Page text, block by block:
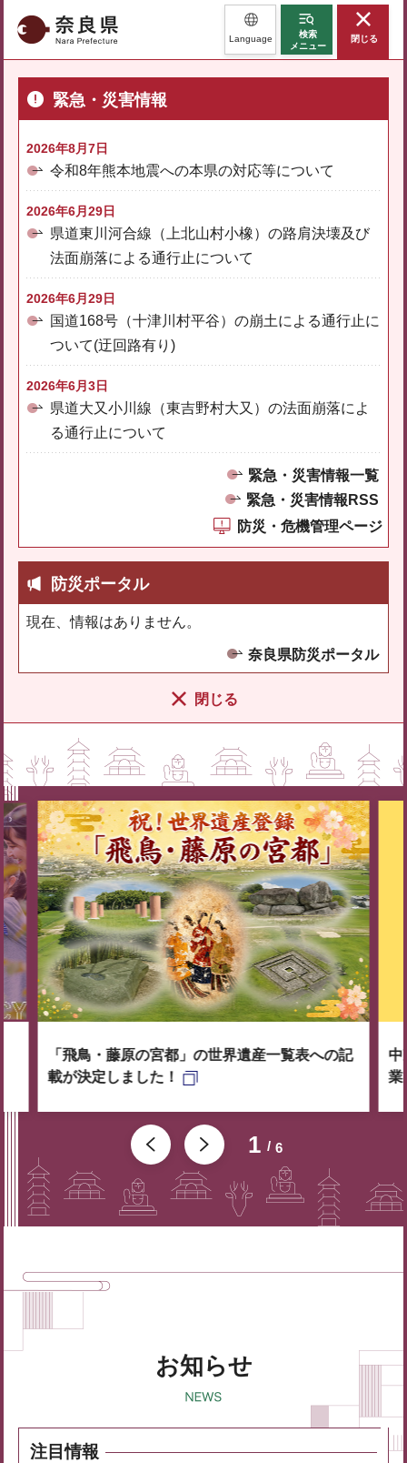
奈良県 Language
検索
メニュー
閉じる
緊急・災害情報
2026年8月7日
令和8年熊本地震への本県の対応等について
2026年6月29日
県道東川河合線（上北山村小橡）の路肩決壊及び
法面崩落による通行止について
2026年6月29日
国道168号（十津川村平谷）の崩土による通行止に
ついて(迂回路有り)
2026年6月3日
県道大又小川線（東吉野村大又）の法面崩落によ
る通行止について
緊急・災害情報一覧
緊急・災害情報RSS
防災・危機管理ページ
防災ポータル
現在、情報はありません。
奈良県防災ポータル
閉じる
1 6
「飛鳥・藤原の宮都」の世界遺産一覧表への記
載が決定しました！
中
業
お知らせ
注目情報